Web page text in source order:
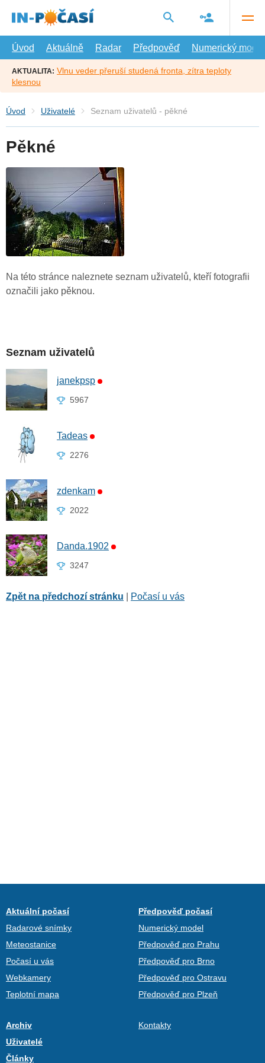
hlavní
Úvod
Aktuálně Radar Předpověď Numerický model
AKTUALITA: Vlnu veder přeruší studená fronta, zítra teploty
klesnou
Úvod Uživatelé Seznam uživatelů - pěkné
Pěkné
Na této stránce naleznete seznam uživatelů, kteří fotografii
označili jako pěknou.
Seznam uživatelů
janekpsp
5967
Tadeas
2276
zdenkam
2022
Danda.1902
3247
Zpět na předchozí stránku Počasí u vás
Aktuální počasí
Radarové snímky
Meteostanice
Počasí u vás
Webkamery
Teplotní mapa
Předpověď počasí
Numerický model
Předpověď pro Prahu
Předpověď pro Brno
Předpověď pro Ostravu
Předpověď pro Plzeň
Archiv
Uživatelé
Články
Kontakty